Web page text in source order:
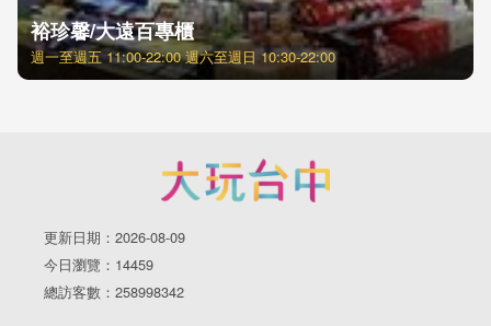
裕珍馨/大遠百專櫃
週一至週五 11:00-22:00 週六至週日 10:30-22:00
更新日期：2026-08-09
今日瀏覽：14459
總訪客數：258998342